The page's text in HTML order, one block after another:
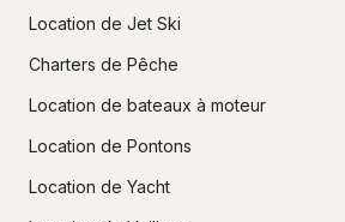
Location de Jet Ski
Charters de Pêche
Location de bateaux à moteur
Location de Pontons
Location de Yacht